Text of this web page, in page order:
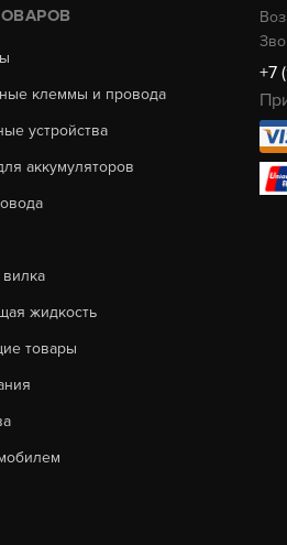
клеммы и провода
устройства
аккумуляторов
жидкость
товары
+7